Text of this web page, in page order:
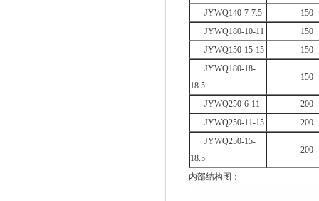
JYWQ140-7-7.5
150
JYWQ180-10-11
150
JYWQ150-15-15
150
JYWQ180-18-
18.5
150
JYWQ250-6-11
200
JYWQ250-11-15
200
JYWQ250-15-
18.5
200
内部结构图：